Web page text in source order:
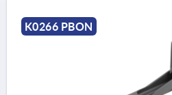
K0266 PBON